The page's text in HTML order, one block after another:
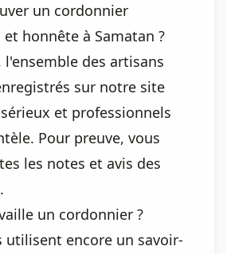
un cordonnier
honnête à Samatan ?
l'ensemble des artisans
sur notre site
et professionnels
Pour preuve, vous
les notes et avis des
un cordonnier ?
utilisent encore un savoir-